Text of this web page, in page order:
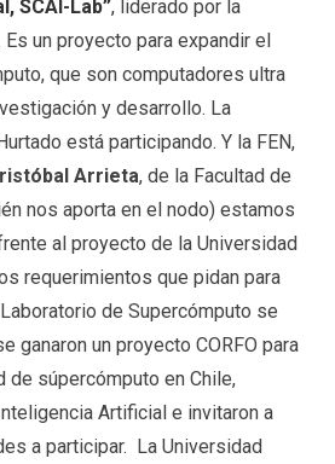
SCAI-Lab”, liderado por la
un proyecto para expandir el
que son computadores ultra
y desarrollo. La
está participando. Y la FEN,
Arrieta, de la Facultad de
nos aporta en el nodo) estamos
al proyecto de la Universidad
requerimientos que pidan para
de Supercómputo se
ganaron un proyecto CORFO para
de súpercómputo en Chile,
Artificial e invitaron a
a participar. La Universidad